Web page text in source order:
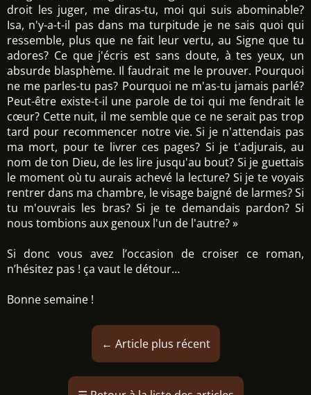
droit les juger, me diras-tu, moi qui suis abominable?
Isa, n'y-a-t-il pas dans ma turpitude je ne sais quoi qui
ressemble, plus que ne fait leur vertu, au Signe que tu
adores? Ce que j'écris est sans doute, à tes yeux, un
absurde blasphème. Il faudrait me le prouver. Pourquoi
ne me parles-tu pas? Pourquoi ne m'as-tu jamais parlé?
Peut-être existe-t-il une parole de toi qui me fendrait le
cœur? Cette nuit, il me semble que ce ne serait pas trop
tard pour recommencer notre vie. Si je n'attendais pas
ma mort, pour te livrer ces pages? Si je t'adjurais, au
nom de ton Dieu, de les lire jusqu'au bout? Si je guettais
le moment où tu aurais achevé la lecture? Si je te voyais
rentrer dans ma chambre, le visage baigné de larmes? Si
tu m'ouvrais les bras? Si je te demandais pardon? Si
nous tombions aux genoux l'un de l'autre? »
Si donc vous avez l’occasion de croiser ce roman,
n’hésitez pas ! ça vaut le détour…
Bonne semaine !
← Article plus récent